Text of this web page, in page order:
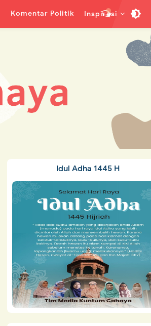
Komentar Politik Inspirasi
Idul Adha 1445 H